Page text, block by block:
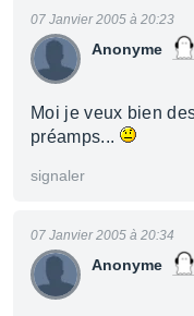
Anonyme
07 Janvier 2005 à 20:23
Moi je veux bien
préamps...
signaler
Anonyme
07 Janvier 2005 à 20:34